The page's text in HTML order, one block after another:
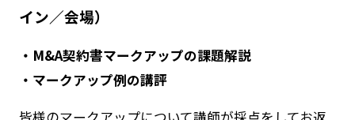
イン／会場）
・M&A契約書マークアップの課題解説
・マークアップ例の講評